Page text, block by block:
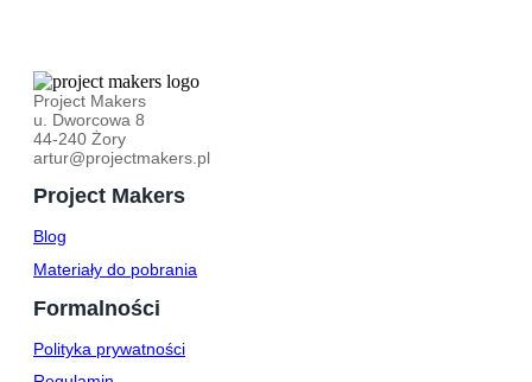
Project Makers
u. Dworcowa 8
44-240 Żory
artur@projectmakers.pl
Project Makers
Blog
Materiały do pobrania
Formalności
Polityka prywatności